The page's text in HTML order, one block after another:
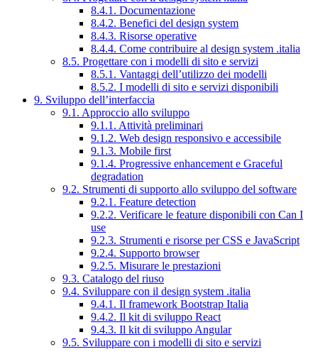
8.4.1. Documentazione
8.4.2. Benefici del design system
8.4.3. Risorse operative
8.4.4. Come contribuire al design system .italia
8.5. Progettare con i modelli di sito e servizi
8.5.1. Vantaggi dell’utilizzo dei modelli
8.5.2. I modelli di sito e servizi disponibili
9. Sviluppo dell’interfaccia
9.1. Approccio allo sviluppo
9.1.1. Attività preliminari
9.1.2. Web design responsivo e accessibile
9.1.3. Mobile first
9.1.4. Progressive enhancement e Graceful
degradation
9.2. Strumenti di supporto allo sviluppo del software
9.2.1. Feature detection
9.2.2. Verificare le feature disponibili con Can I
use
9.2.3. Strumenti e risorse per CSS e JavaScript
9.2.4. Supporto browser
9.2.5. Misurare le prestazioni
9.3. Catalogo del riuso
9.4. Sviluppare con il design system .italia
9.4.1. Il framework Bootstrap Italia
9.4.2. Il kit di sviluppo React
9.4.3. Il kit di sviluppo Angular
9.5. Sviluppare con i modelli di sito e servizi